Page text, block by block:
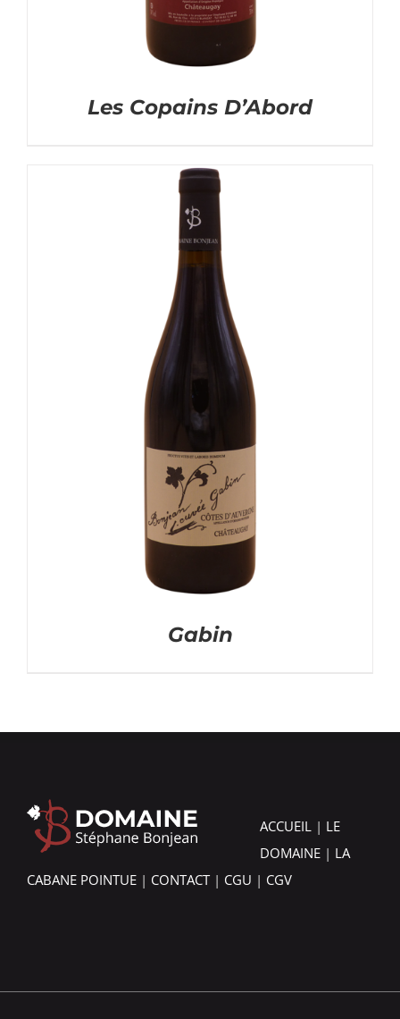
Les Copains D’Abord
Gabin
ACCUEIL | LE
DOMAINE | LA
CABANE POINTUE | CONTACT| CGU | CGV